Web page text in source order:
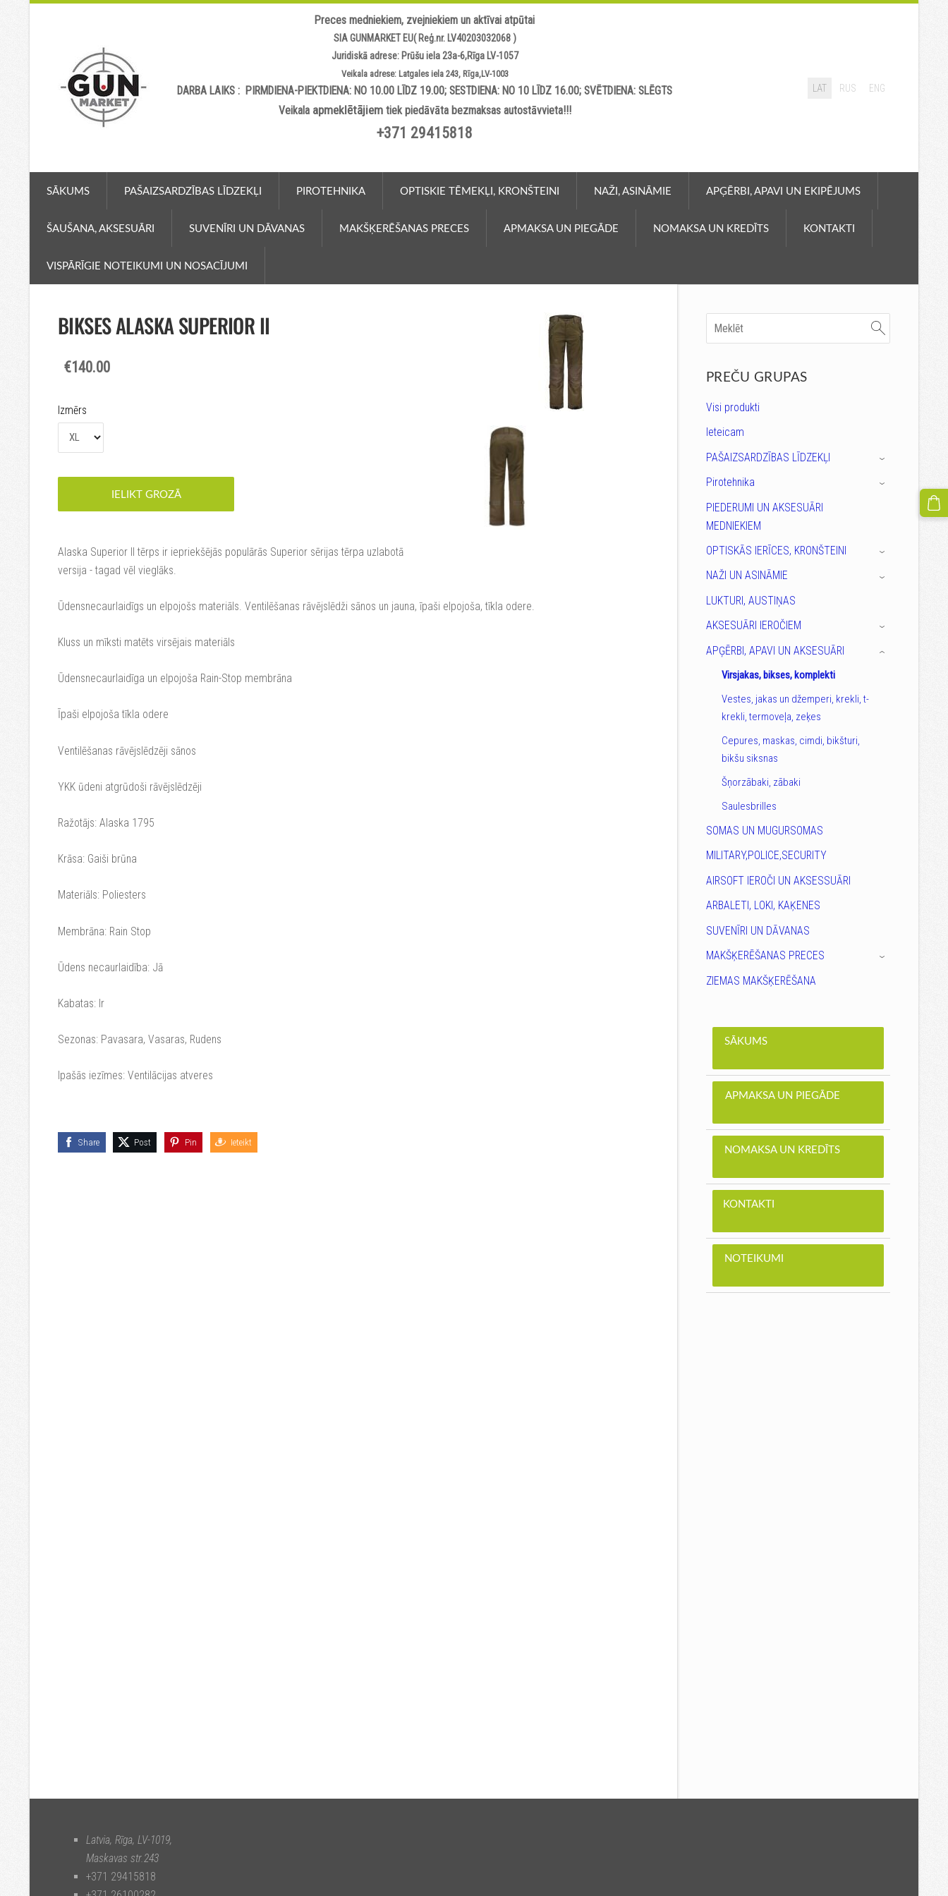
Preces medniekiem, zvejniekiem un aktīvai atpūtai
SIA GUNMARKET EU( Reģ.nr. LV40203032068 )
Juridiskā adrese: Prūšu iela 23a-6,Rīga LV-1057
Veikala adrese: Latgales iela 243, Rīga,LV-1003
DARBA LAIKS : PIRMDIENA-PIEKTDIENA: NO 10.00 LĪDZ 19.00; SESTDIENA: NO 10 LĪDZ 16.00; SVĒTDIENA: SLĒGTS
Veikala apmeklētājiemtiek piedāvāta bezmaksas autostāvvieta!!!
+371 29415818
LAT RUS ENG
SĀKUMS PAŠAIZSARDZĪBAS LĪDZEKĻI PIROTEHNIKA OPTISKIE TĒMEKĻI, KRONŠTEINI NAŽI, ASINĀMIE APĢĒRBI, APAVI UN EKIPĒJUMS
ŠAUŠANA, AKSESUĀRI SUVENĪRI UN DĀVANAS MAKŠĶERĒŠANAS PRECES APMAKSA UN PIEGĀDE NOMAKSA UN KREDĪTS KONTAKTI
VISPĀRĪGIE NOTEIKUMI UN NOSACĪJUMI
PREČU GRUPAS
Visi produkti
Ieteicam
PAŠAIZSARDZĪBAS LĪDZEKĻI
›
Pirotehnika ›
PIEDERUMI UN AKSESUĀRI
MEDNIEKIEM
OPTISKĀS IERĪCES, KRONŠTEINI
›
NAŽI UN ASINĀMIE ›
LUKTURI, AUSTIŅAS
AKSESUĀRI IEROČIEM
›
APĢĒRBI, APAVI UN AKSESUĀRI
Virsjakas, bikses, komplekti
Vestes, jakas un džemperi, krekli, t-
krekli, termoveļa, zeķes
Cepures, maskas, cimdi, bikšturi,
bikšu siksnas
Šņorzābaki, zābaki
Saulesbrilles
›
SOMAS UN MUGURSOMAS
MILITARY,POLICE,SECURITY
AIRSOFT IEROČI UN AKSESSUĀRI
ARBALETI, LOKI, KAĶENES
SUVENĪRI UN DĀVANAS
MAKŠĶERĒŠANAS PRECES
›
ZIEMAS MAKŠĶERĒŠANA
SĀKUMS
APMAKSA UN PIEGĀDE
NOMAKSA UN KREDĪTS
KONTAKTI
NOTEIKUMI
BIKSES ALASKA SUPERIOR II
€140.00
Izmērs
IELIKT GROZĀ
Alaska Superior II tērps ir iepriekšējās populārās Superior sērijas tērpa uzlabotā
versija - tagad vēl vieglāks.
Ūdensnecaurlaidīgs un elpojošs materiāls. Ventilēšanas rāvējslēdži sānos un jauna, īpaši elpojoša, tīkla odere.
Kluss un mīksti matēts virsējais materiāls
Ūdensnecaurlaidīga un elpojoša Rain-Stop membrāna
Īpaši elpojoša tīkla odere
Ventilēšanas rāvējslēdzēji sānos
YKK ūdeni atgrūdoši rāvējslēdzēji
Ražotājs: Alaska 1795
Krāsa: Gaiši brūna
Materiāls: Poliesters
Membrāna: Rain Stop
Ūdens necaurlaidība: Jā
Kabatas: Ir
Sezonas: Pavasara, Vasaras, Rudens
Ipašās iezīmes: Ventilācijas atveres
Share Post Pin Ieteikt
Latvia, Rīga, LV-1019,
Maskavas str.243
+371 29415818